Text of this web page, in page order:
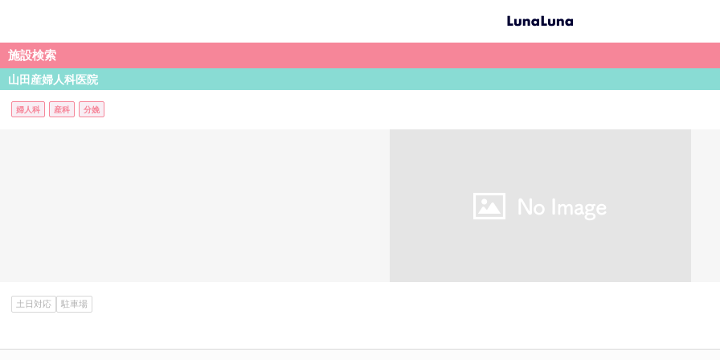
施設検索
山田産婦人科医院
婦人科 産科 分娩
土日対応 駐車場